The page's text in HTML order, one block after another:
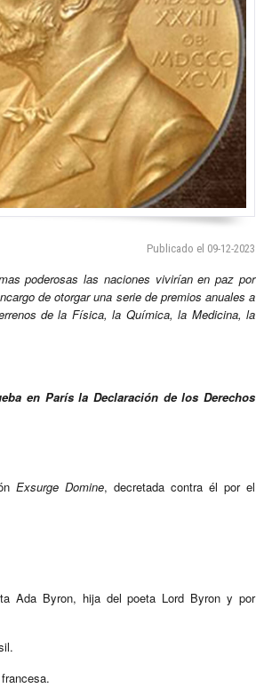
Publicado el 09-12-2023
poderosas las naciones vivirían en paz por
de otorgar una serie de premios anuales a
de la Física, la Química, la Medicina, la
en París la Declaración de los Derechos
Exsurge Domine, decretada contra él por el
Ada Byron, hija del poeta Lord Byron y por